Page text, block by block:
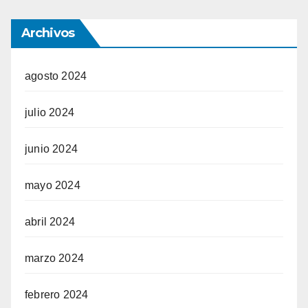
Archivos
agosto 2024
julio 2024
junio 2024
mayo 2024
abril 2024
marzo 2024
febrero 2024